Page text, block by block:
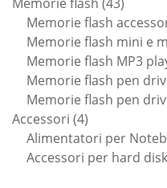
Memorie flash
Memorie flash mini e
Memorie flash MP3
Memorie flash pen
Memorie flash pen
Accessori 44
prodotti
Alimentatori per
Accessori per hard disk